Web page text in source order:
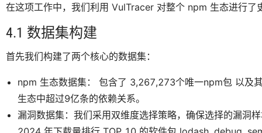
在这项工作中，我们利用 VulTracer 对整个 npm 生态进行了
4.1 数据集构建
首先我们构建了两个核心的数据集：
npm 生态数据集： 包含了 3,267,273个唯一npm包 以及
生态中超过9亿条的依赖关系。
漏洞数据集：我们采用双维度选择策略，确保选择的漏洞